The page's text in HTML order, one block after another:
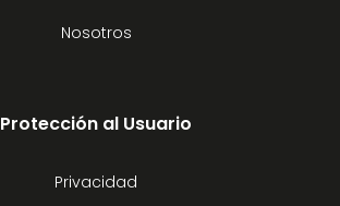
Nosotros
Protección al Usuario
Privacidad